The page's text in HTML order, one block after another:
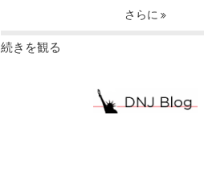
さらに
続きを観る